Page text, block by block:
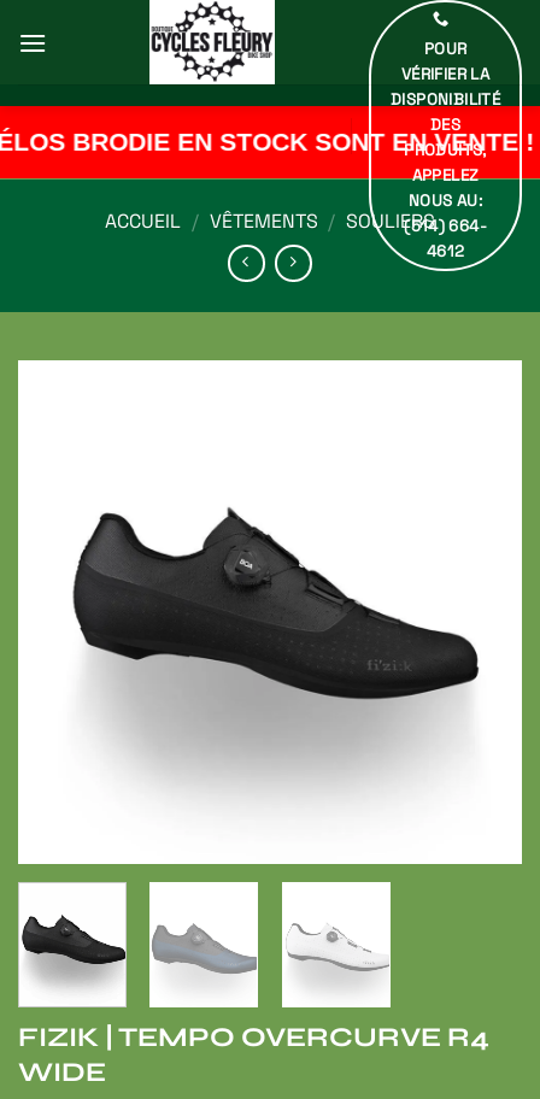
au
POUR
VÉRIFIER LA
DISPONIBILITÉ
DES
PRODUITS,
APPELEZ
NOUS AU:
(514) 664-
4612
BRODIE EN STOCK SONT EN VENTE !
ACCUEIL / VÊTEMENTS / SOULIERS
FIZIK | TEMPO OVERCURVE R4
WIDE